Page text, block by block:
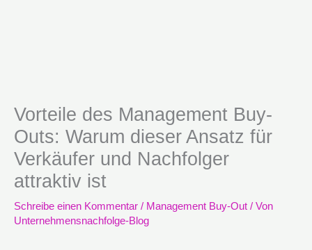
Vorteile des Management Buy-
Outs: Warum dieser Ansatz für
Verkäufer und Nachfolger
attraktiv ist
Schreibe einen Kommentar / Management Buy-Out / Von
Unternehmensnachfolge-Blog